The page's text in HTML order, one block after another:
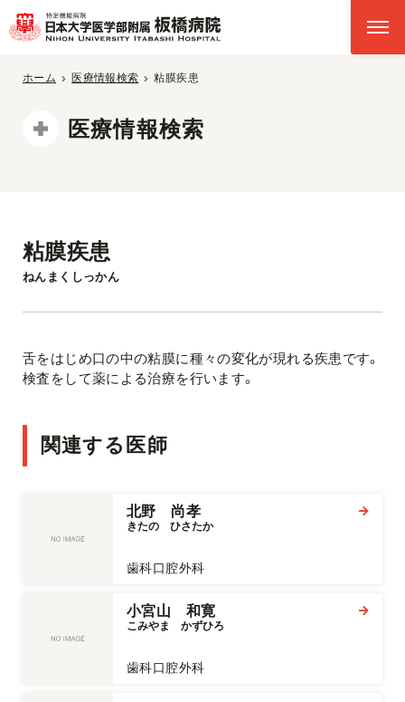
ホーム 医療情報検索 粘膜疾患
医療情報検索
粘膜疾患
ねんまくしっかん
舌をはじめ口の中の粘膜に種々の変化が現れる疾患です。
検査をして薬による治療を行います。
関連する医師
北野 尚孝
きたの　ひさたか
歯科口腔外科
小宮山 和寛
こみやま　かずひろ
歯科口腔外科